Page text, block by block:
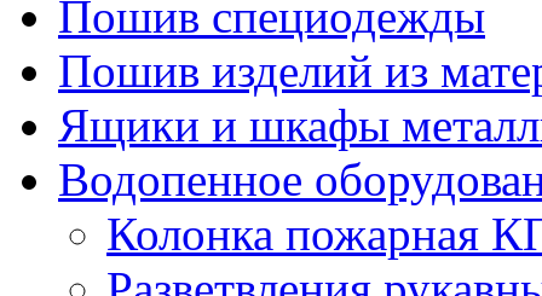
Пошив специодежды
Пошив изделий из
Ящики и шкафы
Водопенное
Колонка пожарная